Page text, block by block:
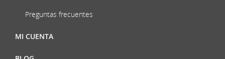
Preguntas frecuentes
MI CUENTA